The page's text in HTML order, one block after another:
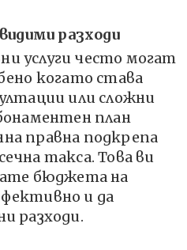
разходи
услуги често могат
когато става
или сложни
план
правна подкрепа
такса. Това ви
бюджета на
и да
разходи.